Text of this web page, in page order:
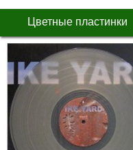
Цветные пластинки